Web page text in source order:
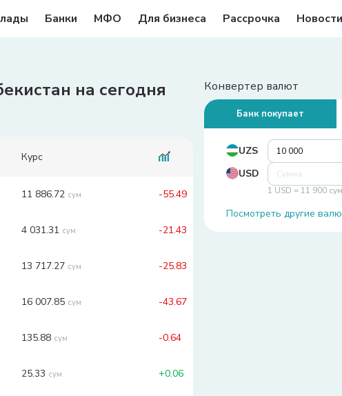
Банки МФО Для бизнеса Рассрочка Новости
на сегодня
Курс
11 886.72 сум -55.49
4 031.31 сум -21.43
13 717.27 сум -25.83
16 007.85 сум -43.67
135.88 сум -0.64
25.33 сум +0.06
Конвертер валют
Банк покупает
UZS
USD
1 USD = 11 900 сум
Посмотреть другие